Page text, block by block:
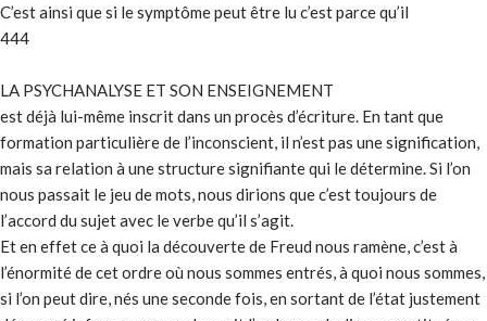
C’est ainsi que si le symptôme peut être lu c’est parce qu’il
444
LA PSYCHANALYSE ET SON ENSEIGNEMENT
est déjà lui-même inscrit dans un procès d’écriture. En tant que
formation particulière de l’inconscient, il n’est pas une signification,
mais sa relation à une structure signifiante qui le détermine. Si l’on
nous passait le jeu de mots, nous dirions que c’est toujours de
l’accord du sujet avec le verbe qu’il s’agit.
Et en effet ce à quoi la découverte de Freud nous ramène, c’est à
l’énormité de cet ordre où nous sommes entrés, à quoi nous sommes,
si l’on peut dire, nés une seconde fois, en sortant de l’état justement